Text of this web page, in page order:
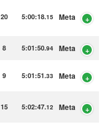
20 5:00:18.15 Meta
8 5:01:50.94 Meta
9 5:01:51.33 Meta
15 5:02:47.12 Meta